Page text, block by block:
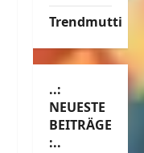
Trendmutti
..:
NEUESTE
BEITRÄGE
:..